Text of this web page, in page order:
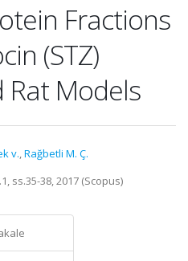
Fractions
(STZ)
Models
v.,Rağbetli M. Ç.
ss.35-38, 2017 (Scopus)